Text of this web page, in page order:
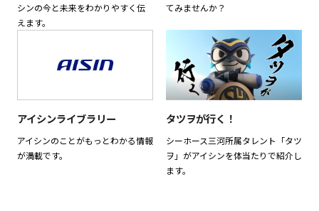
シンの今と未来をわかりやすく伝
えます。
てみませんか？
アイシンライブラリー
アイシンのことがもっとわかる情報
が満載です。
タツヲが行く！
シーホース三河所属タレント「タツ
ヲ」がアイシンを体当たりで紹介し
ます。